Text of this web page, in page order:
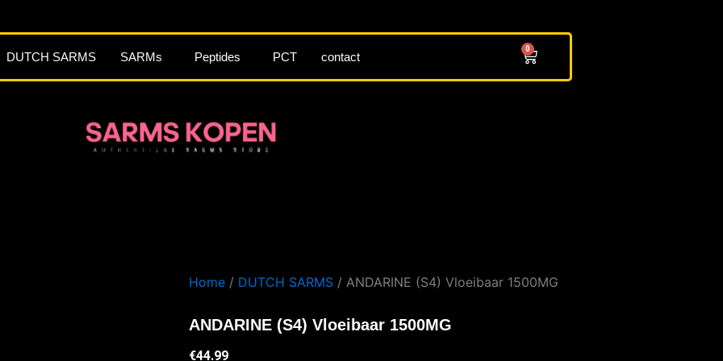
DUTCH SARMS SARMs Peptides PCT contact
0
Cart
Home / DUTCH SARMS / ANDARINE (S4) Vloeibaar 1500MG
ANDARINE (S4) Vloeibaar 1500MG
€44.99